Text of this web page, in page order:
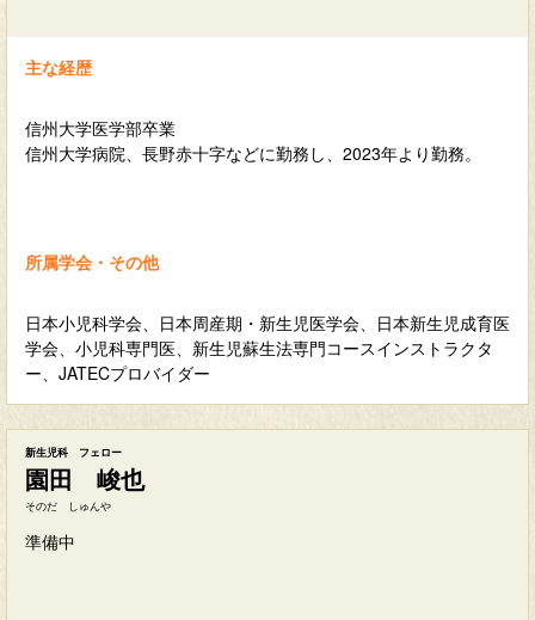
主な経歴
信州大学医学部卒業
信州大学病院、長野赤十字などに勤務し、2023年より勤務。
所属学会・その他
日本小児科学会、日本周産期・新生児医学会、日本新生児成育医
学会、小児科専門医、新生児蘇生法専門コースインストラクタ
ー、JATECプロバイダー
新生児科 フェロー
園田 峻也
そのだ しゅんや
準備中